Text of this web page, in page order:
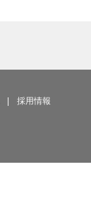
採用情報